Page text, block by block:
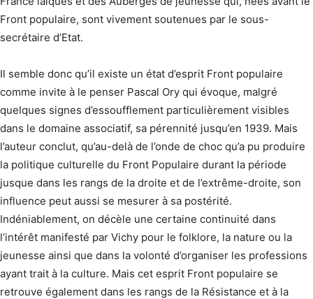
Front populaire, sont vivement soutenues par le sous-
secrétaire d’Etat.
Il semble donc qu’il existe un état d’esprit Front populaire
comme invite à le penser Pascal Ory qui évoque, malgré
quelques signes d’essoufflement particulièrement visibles
dans le domaine associatif, sa pérennité jusqu’en 1939. Mais
l’auteur conclut, qu’au-delà de l’onde de choc qu’a pu produire
la politique culturelle du Front Populaire durant la période
jusque dans les rangs de la droite et de l’extrême-droite, son
influence peut aussi se mesurer à sa postérité.
Indéniablement, on décèle une certaine continuité dans
l’intérêt manifesté par Vichy pour le folklore, la nature ou la
jeunesse ainsi que dans la volonté d’organiser les professions
ayant trait à la culture. Mais cet esprit Front populaire se
retrouve également dans les rangs de la Résistance et à la